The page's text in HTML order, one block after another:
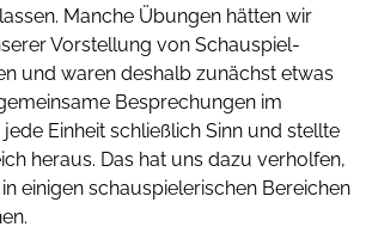
Manche Übungen hätten wir
Vorstellung von Schauspiel-
und waren deshalb zunächst etwas
Besprechungen im
Einheit schließlich Sinn und stellte
heraus. Das hat uns dazu verholfen,
einigen schauspielerischen Bereichen